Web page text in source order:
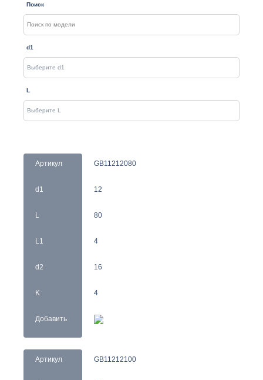
Поиск
d1
L
Артикул
d1
L
L1
d2
K
Добавить
GB11212080
12
80
4
16
4
Артикул GB11212100